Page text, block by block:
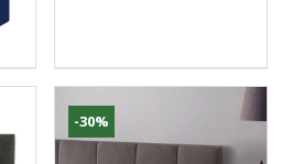
-30%